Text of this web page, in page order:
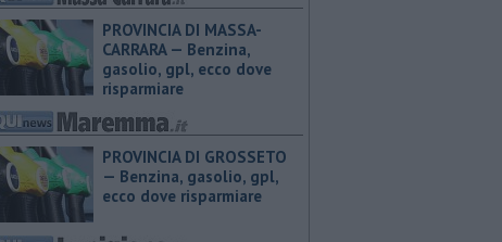
PROVINCIA DI MASSA-
CARRARA — ​Benzina,
gasolio, gpl, ecco dove
risparmiare
PROVINCIA DI GROSSETO
— ​Benzina, gasolio, gpl,
ecco dove risparmiare